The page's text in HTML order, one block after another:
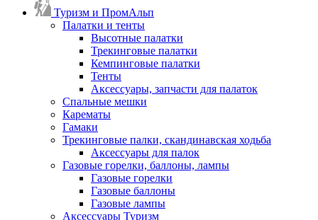
Туризм и ПромАльп
Палатки и тенты
Высотные палатки
Трекинговые палатки
Кемпинговые палатки
Тенты
Аксессуары, запчасти для палаток
Спальные мешки
Карематы
Гамаки
Трекинговые палки, скандинавская ходьба
Аксессуары для палок
Газовые горелки, баллоны, лампы
Газовые горелки
Газовые баллоны
Газовые лампы
Аксессуары Туризм